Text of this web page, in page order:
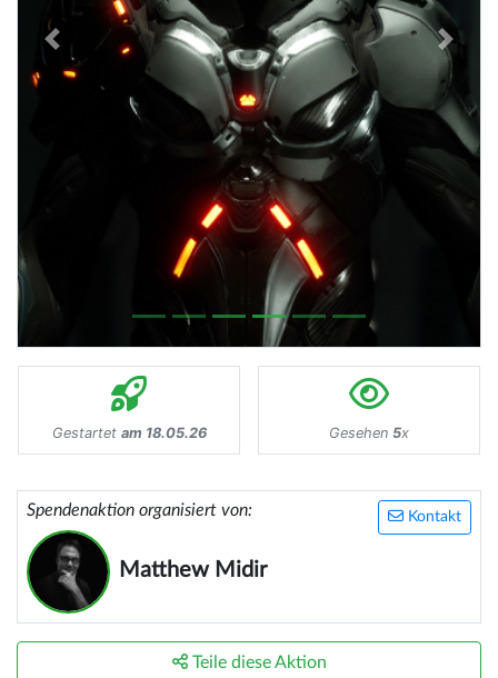
Previous Next
Gestartet am 18.05.26 Gesehen 5x
Kontakt
Spendenaktion organisiert von:
Matthew Midir
Teile diese Aktion